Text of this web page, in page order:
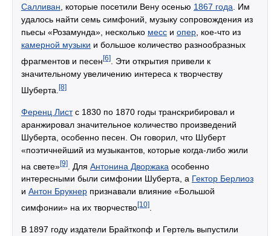
Салливан, которые посетили Вену осенью 1867 года. Им
удалось найти семь симфоний, музыку сопровождения из
пьесы «Розамунда», несколько месс и опер, кое-что из
камерной музыки и большое количество разнообразных
фрагментов и песен [6]
. Эти открытия привели к
значительному увеличению интереса к творчеству
Шуберта. [8]
Ференц Листс 1830 по 1870 годы транскрибировал и
аранжировал значительное количество произведений
Шуберта, особенно песен. Он говорил, что Шуберт
«поэтичнейший из музыкантов, которые когда-либо жили
на свете»[9] . Для Антонина Дворжака особенно
интересными были симфонии Шуберта, а Гектор Берлиоз
и Антон Брукнер признавали влияние «Большой
симфонии» на их творчество[10]
В 1897 году издатели Брайткопф и Гертель выпустили